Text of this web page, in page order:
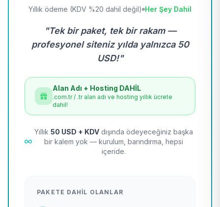
Yıllık ödeme (KDV %20 dahil değil) Her Şey Dahil
"Tek bir paket, tek bir rakam —
profesyonel siteniz yılda yalnızca 50
USD!"
Alan Adı + Hosting DAHİL
.com.tr / .tr alan adı ve hosting yıllık ücrete
dahil!
Yıllık 50 USD + KDV dışında ödeyeceğiniz başka
bir kalem yok — kurulum, barındırma, hepsi
içeride.
PAKETE DAHIL OLANLAR